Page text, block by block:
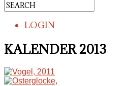
LOGIN
KALENDER 2013